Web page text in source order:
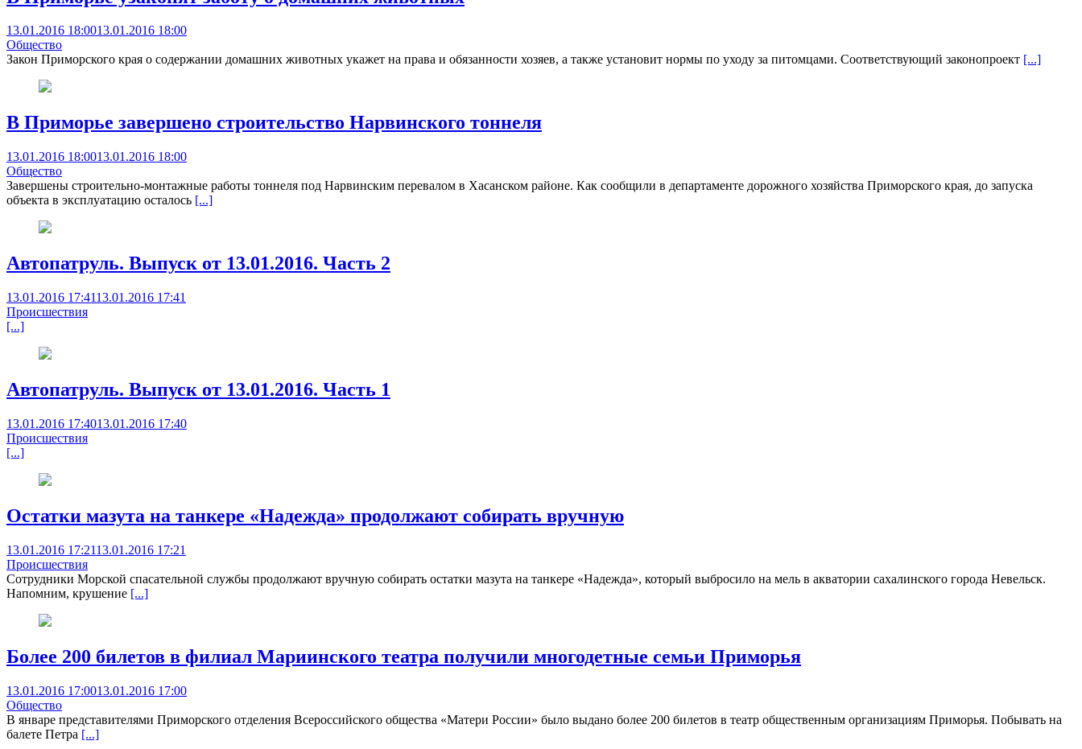
13.01.2016 18:0013.01.2016 18:00
Общество
Закон Приморского края о содержании домашних животных укажет на права и обязанности хозяев, а также установит нормы по уходу за питомцами. Соответствующий законопроект [...]
В Приморье завершено строительство Нарвинского тоннеля
13.01.2016 18:0013.01.2016 18:00
Общество
Завершены строительно-монтажные работы тоннеля под Нарвинским перевалом в Хасанском районе. Как сообщили в департаменте дорожного хозяйства Приморского края, до запуска
объекта в эксплуатацию осталось [...]
Автопатруль. Выпуск от 13.01.2016. Часть 2
13.01.2016 17:4113.01.2016 17:41
Происшествия
[...]
Автопатруль. Выпуск от 13.01.2016. Часть 1
13.01.2016 17:4013.01.2016 17:40
Происшествия
[...]
Остатки мазута на танкере «Надежда» продолжают собирать вручную
13.01.2016 17:2113.01.2016 17:21
Происшествия
Сотрудники Морской спасательной службы продолжают вручную собирать остатки мазута на танкере «Надежда», который выбросило на мель в акватории сахалинского города Невельск.
Напомним, крушение [...]
Более 200 билетов в филиал Мариинского театра получили многодетные семьи Приморья
13.01.2016 17:0013.01.2016 17:00
Общество
В январе представителями Приморского отделения Всероссийского общества «Матери России» было выдано более 200 билетов в театр общественным организациям Приморья. Побывать на
балете Петра [...]